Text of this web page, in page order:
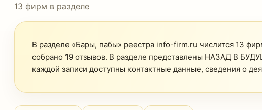
13 фирм в разделе
В разделе «Бары, пабы» реестра info-firm.ru числится 13
собрано 19 отзывов. В разделе представлены НАЗАД В
каждой записи доступны контактные данные, сведения о